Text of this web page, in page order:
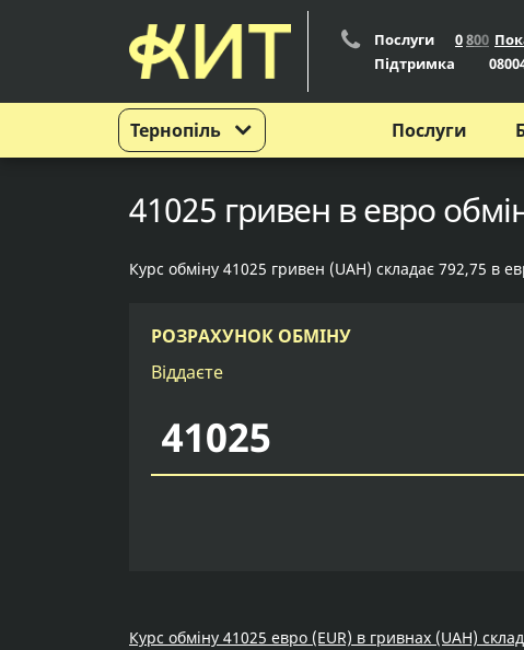
Тернопіль
Послуги 0800
Підтримка
Послуги
41025 гривен в евро
Курс обміну 41025 гривен (UAH) складає 792,75 в
РОЗРАХУНОК ОБМІНУ
Віддаєте
Курс обміну 41025 евро (EUR) в гривнах (UAH)